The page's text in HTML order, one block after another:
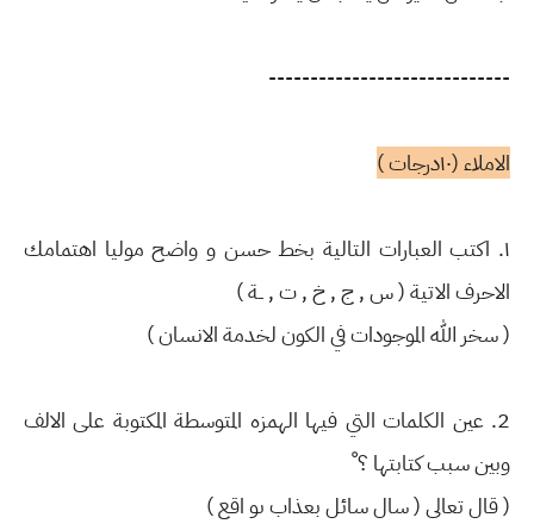
-----------------------------
الاملاء (١٠درجات )
١. اكتب العبارات التالية بخط حسن و واضح موليا اهتمامك
الاحرف الاتية ( س , ج , خ , ت , ــة )
( سخر الله الموجودات في الكون لخدمة الانسان )
2. عين الكلمات التي فيها الهمزه المتوسطة المكتوبة على الالف
وبين سبب كتابتها ؟ ْ
( قال تعالى ( سال سائل بعذاب ىو اقع )